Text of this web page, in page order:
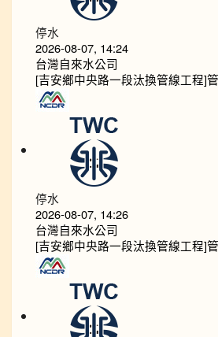
停水
2026-08-07, 14:24
台灣自來水公司
[吉安鄉中央路一段汰換管線工程]
停水
2026-08-07, 14:26
台灣自來水公司
[吉安鄉中央路一段汰換管線工程]